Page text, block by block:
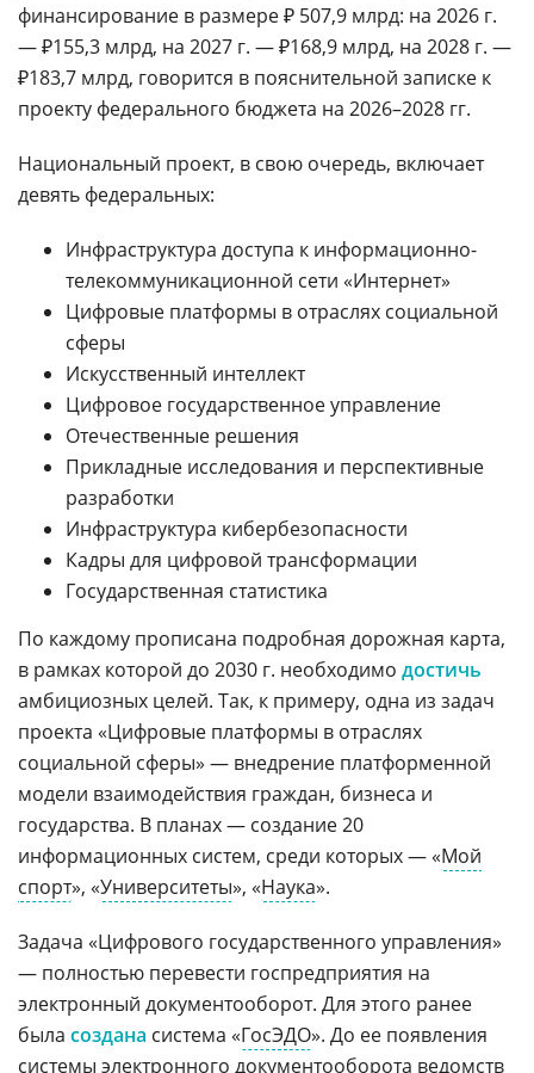
финансирование в размере ₽ 507,9 млрд: на 2026 г.
— ₽155,3 млрд, на 2027 г. — ₽168,9 млрд, на 2028 г. —
₽183,7 млрд, говорится в пояснительной записке к
проекту федерального бюджета на 2026–2028 гг.
Национальный проект, в свою очередь, включает
девять федеральных:
Инфраструктура доступа к информационно-
телекоммуникационной сети «Интернет»
Цифровые платформы в отраслях социальной
сферы
Искусственный интеллект
Цифровое государственное управление
Отечественные решения
Прикладные исследования и перспективные
разработки
Инфраструктура кибербезопасности
Кадры для цифровой трансформации
Государственная статистика
По каждому прописана подробная дорожная карта,
в рамках которой до 2030 г. необходимо достичь
амбициозных целей. Так, к примеру, одна из задач
проекта «Цифровые платформы в отраслях
социальной сферы» — внедрение платформенной
модели взаимодействия граждан, бизнеса и
государства. В планах — создание 20
информационных систем, среди которых — «Мой
спорт», «Университеты», «Наука».
Задача «Цифрового государственного управления»
— полностью перевести госпредприятия на
электронный документооборот. Для этого ранее
была создана система «ГосЭДО». До ее появления
системы электронного документооборота ведомств